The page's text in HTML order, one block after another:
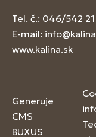
Tel. č.: 046/542 21
E-mail:
www.kalina.sk
Generuje
CMS
BUXUS